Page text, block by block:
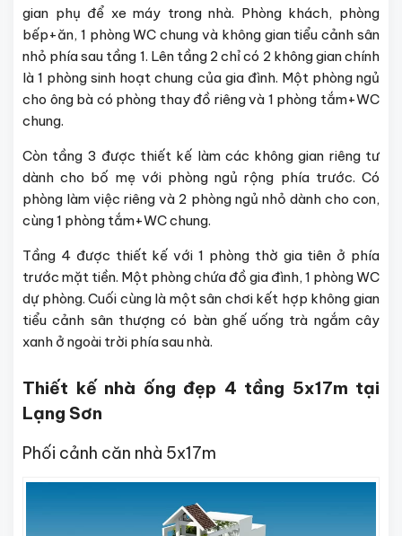
gian phụ để xe máy trong nhà. Phòng khách, phòng
bếp+ăn, 1 phòng WC chung và không gian tiểu cảnh sân
nhỏ phía sau tầng 1. Lên tầng 2 chỉ có 2 không gian chính
là 1 phòng sinh hoạt chung của gia đình. Một phòng ngủ
cho ông bà có phòng thay đồ riêng và 1 phòng tắm+WC
chung.
Còn tầng 3 được thiết kế làm các không gian riêng tư
dành cho bố mẹ với phòng ngủ rộng phía trước. Có
phòng làm việc riêng và 2 phòng ngủ nhỏ dành cho con,
cùng 1 phòng tắm+WC chung.
Tầng 4 được thiết kế với 1 phòng thờ gia tiên ở phía
trước mặt tiền. Một phòng chứa đồ gia đình, 1 phòng WC
dự phòng. Cuối cùng là một sân chơi kết hợp không gian
tiểu cảnh sân thượng có bàn ghế uống trà ngắm cây
xanh ở ngoài trời phía sau nhà.
Thiết kế nhà ống đẹp 4 tầng 5x17m tại
Lạng Sơn
Phối cảnh căn nhà 5x17m